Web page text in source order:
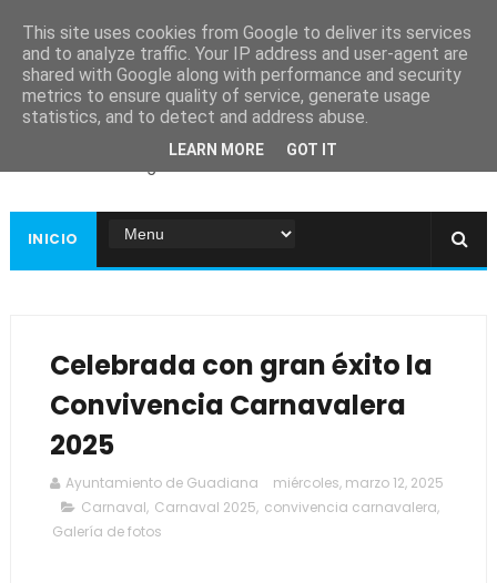
Ayuntamiento de
Guadiana
INICIO
Celebrada con gran éxito la
Convivencia Carnavalera
2025
Ayuntamiento de Guadiana
miércoles, marzo 12, 2025
Carnaval, Carnaval 2025, convivencia carnavalera,
Galería de fotos
This site uses cookies from Google to deliver its services
and to analyze traffic. Your IP address and user-agent are
shared with Google along with performance and security
metrics to ensure quality of service, generate usage
statistics, and to detect and address abuse.
LEARN MORE GOT IT